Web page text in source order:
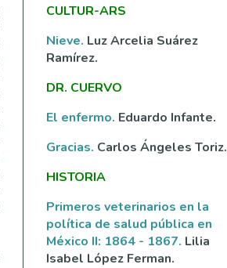
CULTUR-ARS
Nieve. Luz Arcelia Suárez
Ramírez.
DR. CUERVO
El enfermo. Eduardo Infante.
Gracias. Carlos Ángeles Toriz.
HISTORIA
Primeros veterinarios en la
política de salud pública en
México II: 1864 - 1867. Lilia
Isabel López Ferman.